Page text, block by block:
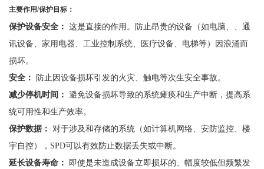
主要作用/保护目标：
保护设备安全： 这是直接的作用。防止昂贵的设备（如电脑、、通
讯设备、家用电器、工业控制系统、医疗设备、电梯等）因浪涌而
损坏。
安全：
防止因设备损坏引发的火灾、触电等次生安全事故。
减少停机时间： 避免设备损坏导致的系统瘫痪和生产中断，提高系
统可用性和生产效率。
保护数据：
对于涉及和存储的系统（如计算机网络、安防监控、楼
宇自控）， SPD可以有效防止数据丢失或中断。
延长设备寿命：
即使是未造成设备立即损坏的、幅度较低但频繁发